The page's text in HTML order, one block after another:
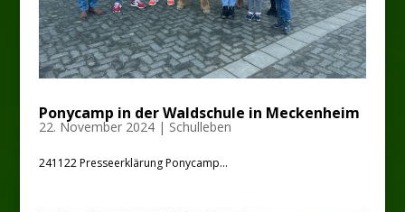
Ponycamp in der Waldschule in Meckenheim
22. November 2024| Schulleben
241122 Presseerklärung Ponycamp...